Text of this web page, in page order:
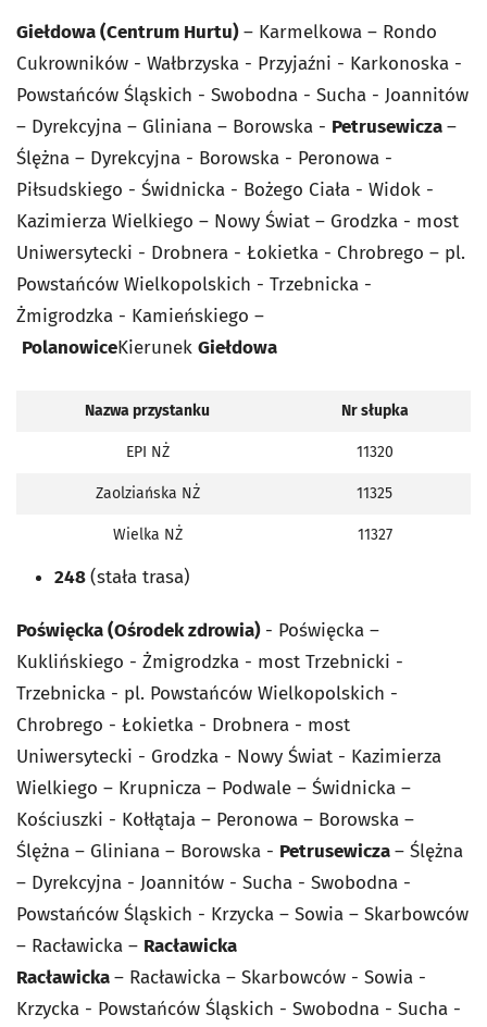
Giełdowa (Centrum Hurtu)– Karmelkowa – Rondo
Cukrowników - Wałbrzyska - Przyjaźni - Karkonoska -
Powstańców Śląskich - Swobodna - Sucha - Joannitów
– Dyrekcyjna – Gliniana – Borowska - Petrusewicza–
Ślężna – Dyrekcyjna - Borowska - Peronowa -
Piłsudskiego - Świdnicka - Bożego Ciała - Widok -
Kazimierza Wielkiego – Nowy Świat – Grodzka - most
Uniwersytecki - Drobnera - Łokietka - Chrobrego – pl.
Powstańców Wielkopolskich - Trzebnicka -
Żmigrodzka - Kamieńskiego –
PolanowiceKierunek Giełdowa
Nazwa przystanku Nr słupka
EPI NŻ 11320
Zaolziańska NŻ 11325
Wielka NŻ 11327
248(stała trasa)
Poświęcka (Ośrodek zdrowia) - Poświęcka –
Kuklińskiego - Żmigrodzka - most Trzebnicki -
Trzebnicka - pl. Powstańców Wielkopolskich -
Chrobrego - Łokietka - Drobnera - most
Uniwersytecki - Grodzka - Nowy Świat - Kazimierza
Wielkiego – Krupnicza – Podwale – Świdnicka –
Kościuszki - Kołłątaja – Peronowa – Borowska –
Ślężna – Gliniana – Borowska - Petrusewicza– Ślężna
– Dyrekcyjna - Joannitów - Sucha - Swobodna -
Powstańców Śląskich - Krzycka – Sowia – Skarbowców
– Racławicka – Racławicka
Racławicka– Racławicka – Skarbowców - Sowia -
Krzycka - Powstańców Śląskich - Swobodna - Sucha -